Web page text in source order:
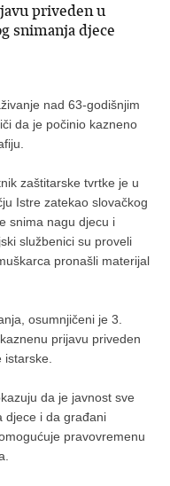
priveden u
snimanja djece
nad 63-godišnjim
da je počinio kazneno
zaštitarske tvrtke je u
Istre zatekao slovačkog
snima nagu djecu i
službenici su proveli
pronašli materijal
osumnjičeni je 3.
prijavu priveden
istarske.
da je javnost sve
djece i da građani
pravovremenu